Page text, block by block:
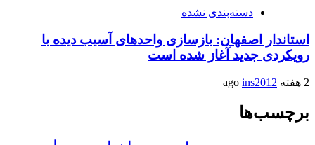
دسته‌بندی نشده
استاندار اصفهان: بازسازی واحدهای آسیب دیده با
رویکردی جدید آغاز شده است
2 هفته ago ins2012
برچسب‌ها